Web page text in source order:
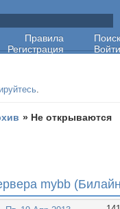
Правила
Поиск
Регистрация
Войти
.
» Не открываются
mybb